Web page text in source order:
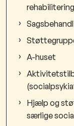
rehabilitering
A-huset
Hjælp og
særlige